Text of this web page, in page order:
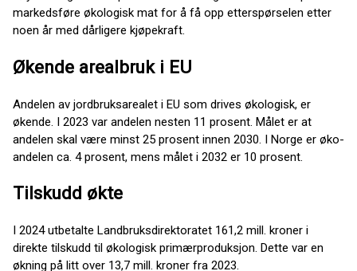
markedsføre økologisk mat for å få opp etterspørselen etter
noen år med dårligere kjøpekraft.
Økende arealbruk i EU
Andelen av jordbruksarealet i EU som drives økologisk, er
økende. I 2023 var andelen nesten 11 prosent. Målet er at
andelen skal være minst 25 prosent innen 2030. I Norge er øko-
andelen ca. 4 prosent, mens målet i 2032 er 10 prosent.
Tilskudd økte
I 2024 utbetalte Landbruksdirektoratet 161,2 mill. kroner i
direkte tilskudd til økologisk primærproduksjon. Dette var en
økning på litt over 13,7 mill. kroner fra 2023.